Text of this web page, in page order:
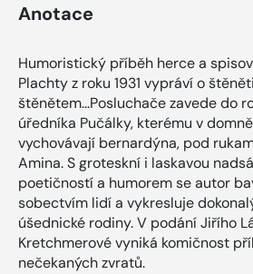
Anotace
Humoristický příběh herce a
Plachty z roku 1931 vypráví o
štěnětem...Posluchače zavede do
úředníka Pučálky, kterému v
vychovávají bernardýna, pod
Amina. S groteskní i laskavou
poetičností a humorem se autor
sobectvím lidí a vykresluje
úšednické rodiny. V podání Jiřího
Kretchmerové vyniká komičnost
nečekaných zvratů.